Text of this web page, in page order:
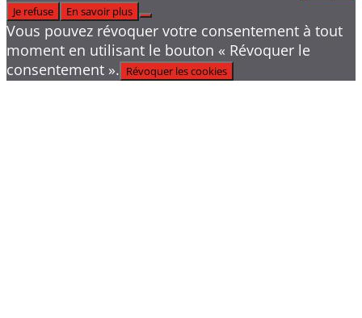
Je refuse
En savoir plus
Vous pouvez révoquer votre consentement à tout
moment en utilisant le bouton « Révoquer le
consentement ». Révoquer les cookies